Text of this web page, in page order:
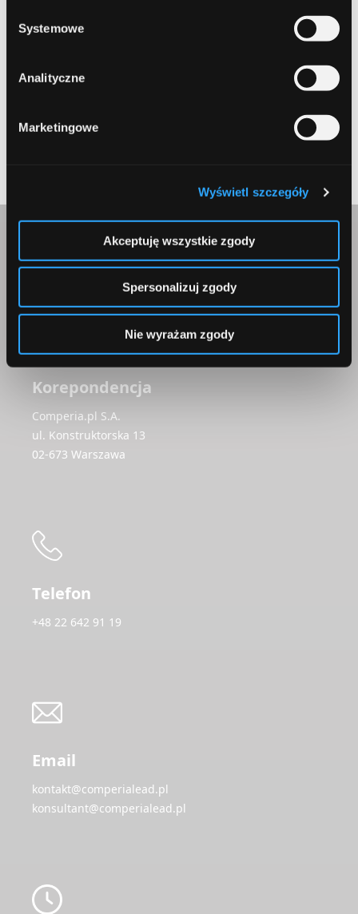
Systemowe
Analityczne
Marketingowe
Wyświetl szczegóły
Akceptuję wszystkie zgody
Spersonalizuj zgody
Nie wyrażam zgody
Zapamiętaj moje dane w tej przeglądarce podczas pisania
Skontaktuj się z nami
Korepondencja
Comperia.pl S.A.
ul. Konstruktorska 13
02-673 Warszawa
Telefon
+48 22 642 91 19
Email
kontakt@comperialead.pl
konsultant@comperialead.pl